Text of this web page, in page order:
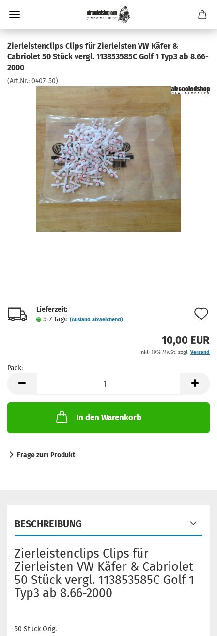
Zierleistenclips Clips für Zierleisten VW Käfer &
Cabriolet 50 Stück vergl. 113853585C Golf 1 Typ3 ab 8.66-
2000
(Art.Nr.: 0407-50)
Lieferzeit:
5-7 Tage (Ausland abweichend)
10,00 EUR
inkl. 19% MwSt. zzgl. Versand
Pack:
In den Warenkorb
Frage zum Produkt
BESCHREIBUNG
Zierleistenclips Clips für
Zierleisten VW Käfer & Cabriolet
50 Stück vergl. 113853585C Golf 1
Typ3 ab 8.66-2000
50 Stück Orig.